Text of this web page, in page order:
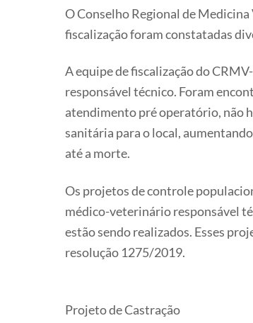
O Conselho Regional de
fiscalização foram constatadas
A equipe de fiscalização do
responsável técnico. Foram
atendimento pré operatório, não
sanitária para o local,
até a morte.
Os projetos de controle
médico-veterinário responsável
estão sendo realizados. Esses
resolução 1275/2019.
Projeto de Castração